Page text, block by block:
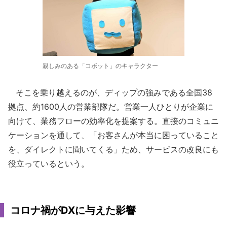
親しみのある「コボット」のキャラクター
そこを乗り越えるのが、ディップの強みである全国38
拠点、約1600人の営業部隊だ。営業一人ひとりが企業に
向けて、業務フローの効率化を提案する。直接のコミュニ
ケーションを通して、「お客さんが本当に困っていること
を、ダイレクトに聞いてくる」ため、サービスの改良にも
役立っているという。
コロナ禍がDXに与えた影響